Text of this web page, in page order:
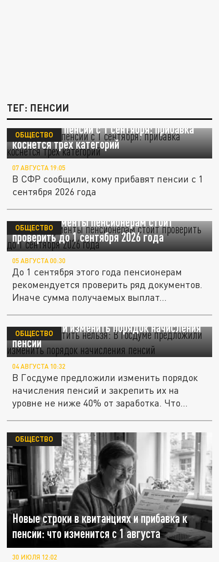
ТЕГ: ПЕНСИИ
Повышение пенсий с 1 сентября: прибавка
коснется трех категорий
ОБЩЕСТВО
07 АВГУСТА 19:05
В СФР сообщили, кому прибавят пенсии с 1
сентября 2026 года
Какие документы пенсионерам стоит
проверить до 1 сентября 2026 года
ОБЩЕСТВО
05 АВГУСТА 00:30
До 1 сентября этого года пенсионерам
рекомендуется проверить ряд документов.
Иначе сумма получаемых выплат...
"Меньше платить нельзя": В Госдуме
предложили изменить порядок начисления
пенсий
ОБЩЕСТВО
04 АВГУСТА 10:32
В Госдуме предложили изменить порядок
начисления пенсий и закрепить их на
уровне не ниже 40% от заработка. Что...
Новые строки в квитанциях и прибавка к
пенсии: что изменится с 1 августа
ОБЩЕСТВО
30 ИЮЛЯ 12:02